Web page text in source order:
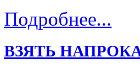
Подробнее...
ВЗЯТЬ